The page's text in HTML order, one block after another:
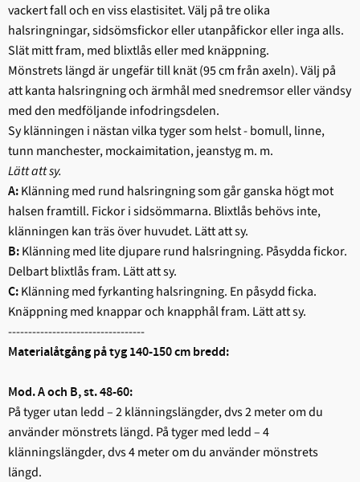
vackert fall och en viss elastisitet. Välj på tre olika
halsringningar, sidsömsfickor eller utanpåfickor eller inga alls.
Slät mitt fram, med blixtlås eller med knäppning.
Mönstrets längd är ungefär till knät (95 cm från axeln). Välj på
att kanta halsringning och ärmhål med snedremsor eller vändsy
med den medföljande infodringsdelen.
Sy klänningen i nästan vilka tyger som helst - bomull, linne,
tunn manchester, mockaimitation, jeanstyg m. m.
Lätt att sy.
A:Klänning med rund halsringning som går ganska högt mot
halsen framtill. Fickor i sidsömmarna. Blixtlås behövs inte,
klänningen kan träs över huvudet. Lätt att sy.
B:Klänning med lite djupare rund halsringning. Påsydda fickor.
Delbart blixtlås fram. Lätt att sy.
C:Klänning med fyrkanting halsringning. En påsydd ficka.
Knäppning med knappar och knapphål fram. Lätt att sy.
----------------------------------
Materialåtgång på tyg 140-150 cm bredd:
Mod. A och B, st. 48-60:
På tyger utan ledd – 2 klänningslängder, dvs 2 meter om du
använder mönstrets längd. På tyger med ledd – 4
klänningslängder, dvs 4 meter om du använder mönstrets
längd.